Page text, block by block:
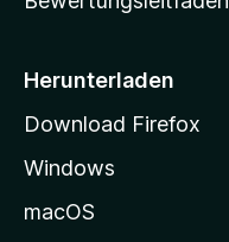
s
i
e
g
Herunterladen
Download Firefox
Windows
macOS